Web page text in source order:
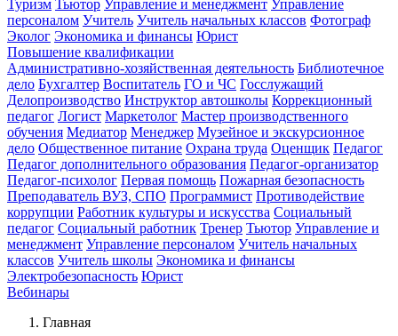
Туризм Тьютор Управление и менеджмент Управление
персоналом Учитель Учитель начальных классов Фотограф
Эколог Экономика и финансы Юрист
Повышение квалификации
Административно-хозяйственная деятельность Библиотечное
дело Бухгалтер Воспитатель ГО и ЧС Госслужащий
Делопроизводство Инструктор автошколы Коррекционный
педагог Логист Маркетолог Мастер производственного
обучения Медиатор Менеджер Музейное и экскурсионное
дело Общественное питание Охрана труда Оценщик Педагог
Педагог дополнительного образования Педагог-организатор
Педагог-психолог Первая помощь Пожарная безопасность
Преподаватель ВУЗ, СПО Программист Противодействие
коррупции Работник культуры и искусства Социальный
педагог Социальный работник Тренер Тьютор Управление и
менеджмент Управление персоналом Учитель начальных
классов Учитель школы Экономика и финансы
Электробезопасность Юрист
Вебинары
Главная